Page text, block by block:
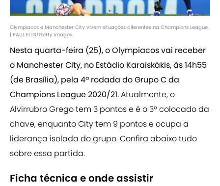
Olympiacos e Manchester City vivem situações diferentes na Champions League.
| PAUL ELLIS/Getty Images
Nesta quarta-feira (25), o Olympiacos vai receber
o Manchester City, no Estádio Karaiskákis, às 14h55
(de Brasília), pela 4ª rodada do Grupo C da
Champions League 2020/21.Atualmente, o
Alvirrubro Grego tem 3 pontos e é o 3º colocado da
chave, enquanto City tem 9 pontos e ocupa a
liderança isolada do grupo. Confira abaixo tudo
sobre essa partida.
Ficha técnica e onde assistir